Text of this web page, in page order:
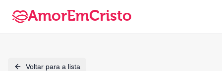
AmorEmCristo
Voltar para a lista